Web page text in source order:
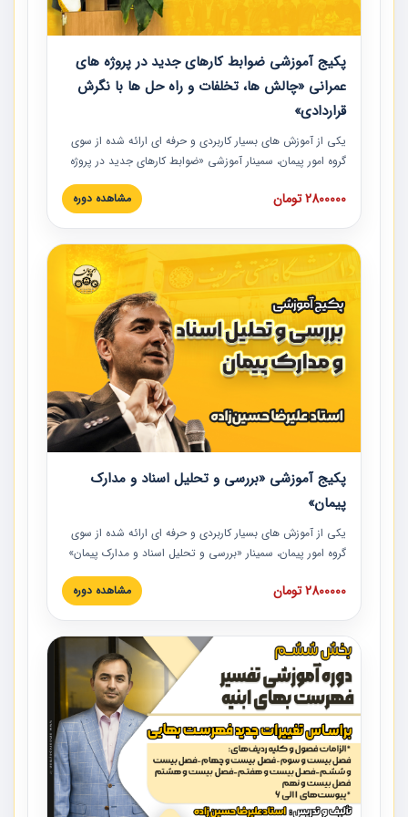
پکیج آموزشی ضوابط کارهای جدید در پروژه های
عمرانی «چالش ها، تخلفات و راه حل ها با نگرش
قراردادی»
یکی از آموزش‏‏‏‏‏‏ های بسیار کاربردی و حرفه‏ ای ارائه شده از سوی
گروه امور پیمان، سمینار آموزشی «ضوابط کارهای جدید در پروژه
های عمرانی» چالش ها، تخلفات و راه حل ها با نگرش قراردادی
است که در محل سندیکای شرکت های ساختمانی کشور ارائه شد.
مدارک پیمان به همراه تجربیات عملی ارائه شده است.
2800000 تومان مشاهده دوره
پکیج آموزشی «بررسی و تحلیل اسناد و مدارک
پیمان»
یکی از آموزش‏‏‏‏‏‏ های بسیار کاربردی و حرفه‏ ای ارائه شده از سوی
گروه امور پیمان، سمینار «بررسی و تحلیل اسناد و مدارک پیمان»
است که در دانشگاه صنعتی شریف ارائه شد. در این آموزش
نکات کلیدی مربوط به اسناد و مدارک پیمان، اولویت بندی اسناد
پیمان به همراه تجربیات عملی در این خصوص ارائه شده است.
2800000 تومان مشاهده دوره